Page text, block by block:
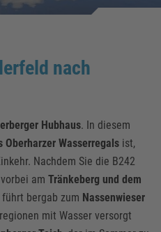
nach
Hubhaus. In diesem
Oberharzer Wasserregals ist,
Nachdem Sie die B242
am Tränkeberg und dem
führt bergab zum Nassenwieser
mit Wasser versorgt